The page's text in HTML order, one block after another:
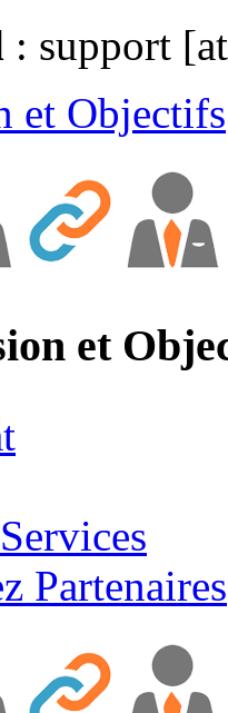
: support
et Objectifs
et
Services
Partenaires